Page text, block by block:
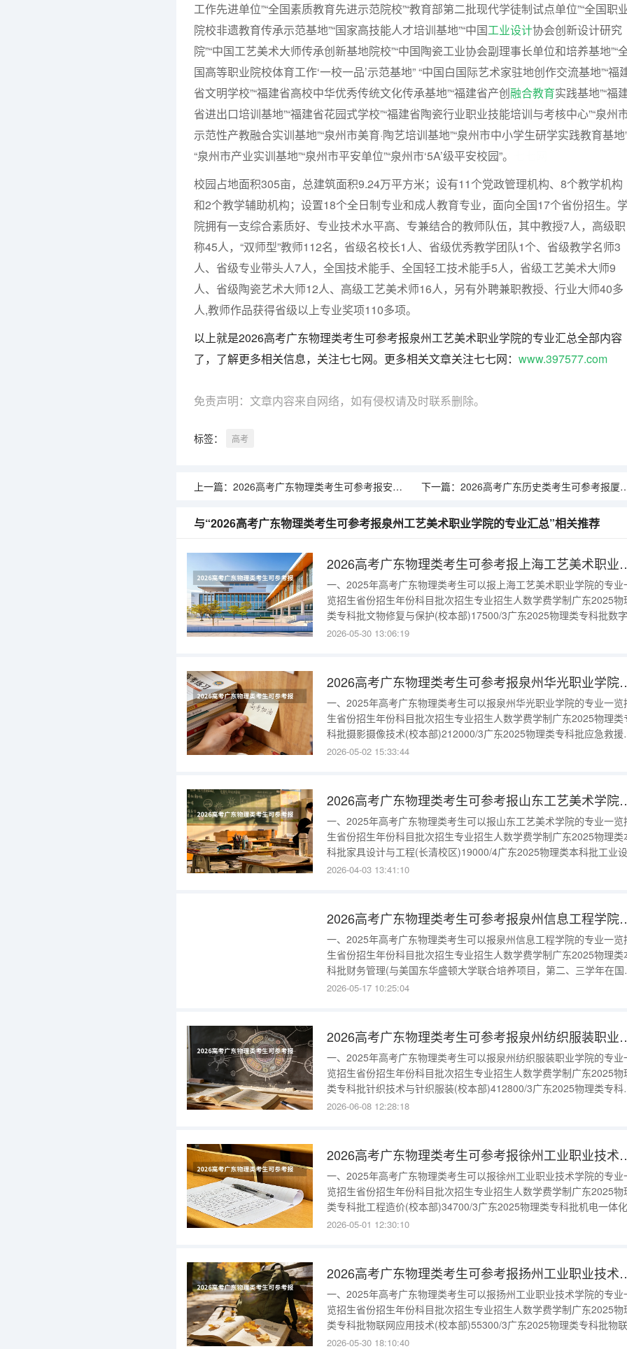
工作先进单位”“全国素质教育先进示范院校”“教育部第二批现代学徒制试点单位”“全国职
院校非遗教育传承示范基地”“国家高技能人才培训基地”“中国工业设计协会创新设计研究
院”“中国工艺美术大师传承创新基地院校”“中国陶瓷工业协会副理事长单位和培养基地”“
国高等职业院校体育工作‘一校一品’示范基地” “中国白国际艺术家驻地创作交流基地”“福
省文明学校”“福建省高校中华优秀传统文化传承基地”“福建省产创融合教育实践基地”“福
省进出口培训基地”“福建省花园式学校”“福建省陶瓷行业职业技能培训与考核中心”“泉州
示范性产教融合实训基地”“泉州市美育·陶艺培训基地”“泉州市中小学生研学实践教育基地
“泉州市产业实训基地”“泉州市平安单位”“泉州市‘5A’级平安校园”。
校园占地面积305亩，总建筑面积9.24万平方米；设有11个党政管理机构、8个教学机构
和2个教学辅助机构；设置18个全日制专业和成人教育专业，面向全国17个省份招生。学
院拥有一支综合素质好、专业技术水平高、专兼结合的教师队伍，其中教授7人，高级职
称45人，“双师型”教师112名，省级名校长1人、省级优秀教学团队1个、省级教学名师3
人、省级专业带头人7人，全国技术能手、全国轻工技术能手5人，省级工艺美术大师9
人、省级陶瓷艺术大师12人、高级工艺美术师16人，另有外聘兼职教授、行业大师40多
人,教师作品获得省级以上专业奖项110多项。
以上就是2026高考广东物理类考生可参考报泉州工艺美术职业学院的专业汇总全部内容
了，了解更多相关信息，关注七七网。更多相关文章关注七七网： www.397577.com
免责声明：文章内容来自网络，如有侵权请及时联系删除。
标签： 高考
上一篇： 2026高考广东物理类考生可参考报安徽审计职业学院的专业汇总 下一篇： 2026高考广东历史类考生可参考报厦门城市职业学院的专业汇总
与“2026高考广东物理类考生可参考报泉州工艺美术职业学院的专业汇总”相关推荐
2026高考广东物理类考
一、2025年高考广东物理类考生可以报上海工艺美术职业学院的专业
览招生省份招生年份科目批次招生专业招生人数学费学制广东2025物
类专科批文物修复与保护(校本部)17500/3广东2025物理类专科批数
体技术(校本部)17500/3广东2025物理类专科批宝玉石鉴定与加工(校本
2026-05-30 13:06:19
2026高考广东物理类
一、2025年高考广东物理类考生可以报泉州华光职业学院的专业一览
生省份招生年份科目批次招生专业招生人数学费学制广东2025物理类
科批摄影摄像技术(校本部)212000/3广东2025物理类专科批应急救援
术(惠安校区)310800/3广东2025物理类专科批护理(惠安校区)212800/3
2026-05-02 15:33:44
2026高考广东物理类
一、2025年高考广东物理类考生可以报山东工艺美术学院的专业一览
生省份招生年份科目批次招生专业招生人数学费学制广东2025物理类
科批家具设计与工程(长清校区)19000/4广东2025物理类本科批工业
(长清校区)29000/4广东2025物理类本科批智能交互设计(长清校
2026-04-03 13:41:10
2026高考广东物理类
一、2025年高考广东物理类考生可以报泉州信息工程学院的专业一览
生省份招生年份科目批次招生专业招生人数学费学制广东2025物理类
科批财务管理(与美国东华盛顿大学联合培养项目，第二、三学年在国
学习期间须同时缴纳国内和国外合作高校学费(按照该校当年的收费标准
2026-05-17 10:25:04
2026高考广东物理类考
一、2025年高考广东物理类考生可以报泉州纺织服装职业学院的专业
览招生省份招生年份科目批次招生专业招生人数学费学制广东2025物
类专科批针织技术与针织服装(校本部)412800/3广东2025物理类专科
服装与服饰设计(校本部)314800/3广东2025物理类专科批针织技术与针
2026-06-08 12:28:18
2026高考广东物理类考
一、2025年高考广东物理类考生可以报徐州工业职业技术学院的专业
览招生省份招生年份科目批次招生专业招生人数学费学制广东2025物
类专科批工程造价(校本部)34700/3广东2025物理类专科批机电一体
术(校本部)35300/3广东2025物理类专科批无人机应用技术(校本
2026-05-01 12:30:10
2026高考广东物理类考
一、2025年高考广东物理类考生可以报扬州工业职业技术学院的专业
览招生省份招生年份科目批次招生专业招生人数学费学制广东2025物
类专科批物联网应用技术(校本部)55300/3广东2025物理类专科批物
应用技术(校本部)55300/3更多数据请进入：{$cate_url}二、扬州工业职
2026-05-30 18:10:40